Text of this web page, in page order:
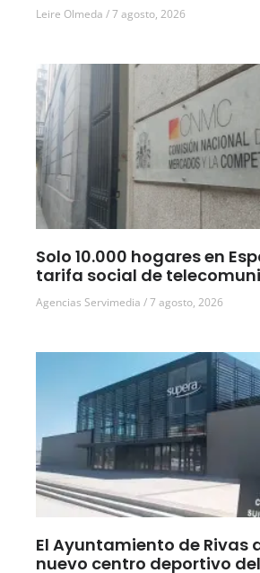
Leire Olmeda 7 agosto, 2026
Solo 10.000 hogares en
tarifa social de
Agencias Servimedia 7 agosto, 2026
El Ayuntamiento de Rivas
nuevo centro deportivo